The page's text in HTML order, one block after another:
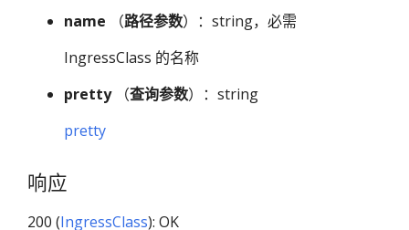
name （路径参数）：string，必需
IngressClass 的名称
pretty（查询参数）：string
pretty
响应
200 (IngressClass): OK